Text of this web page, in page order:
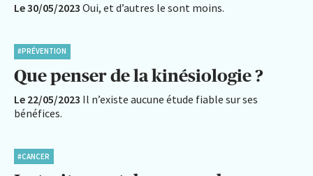
Le 30/05/2023 Oui, et d’autres le sont moins.
#PRÉVENTION
Que penser de la kinésiologie ?
Le 22/05/2023 Il n’existe aucune étude fiable sur ses
bénéfices.
#CANCER